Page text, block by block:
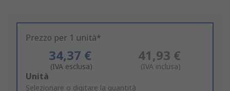
Prezzo per 1 unità*
34,37 €
(IVA esclusa)
41,93 €
(IVA inclusa)
Add
to
Unità
Selezionare o digitare la quantità